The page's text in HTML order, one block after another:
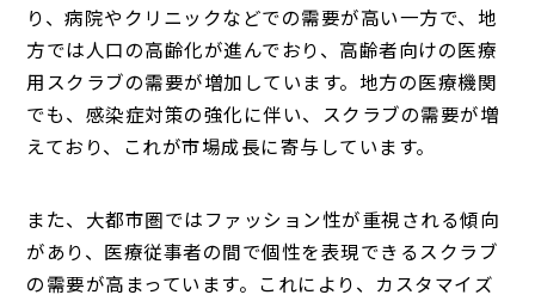
り、病院やクリニックなどでの需要が高い一方で、地
方では人口の高齢化が進んでおり、高齢者向けの医療
用スクラブの需要が増加しています。地方の医療機関
でも、感染症対策の強化に伴い、スクラブの需要が増
えており、これが市場成長に寄与しています。
また、大都市圏ではファッション性が重視される傾向
があり、医療従事者の間で個性を表現できるスクラブ
の需要が高まっています。これにより、カスタマイズ